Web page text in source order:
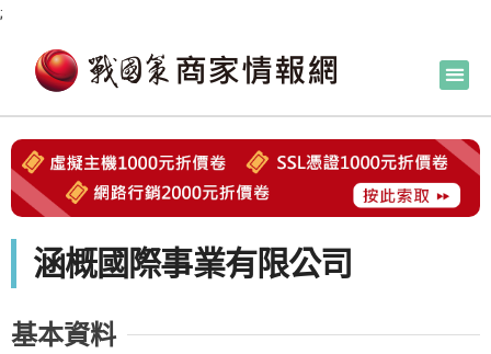
;
涵概國際事業有限公司
基本資料